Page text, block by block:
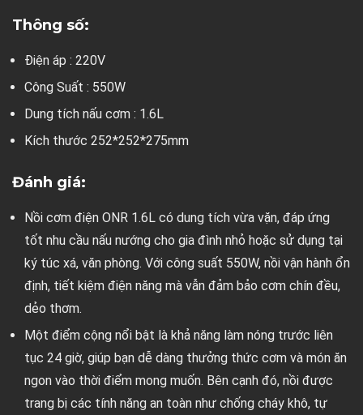
Thông số:
Điện áp : 220V
Công Suất : 550W
Dung tích nấu cơm : 1.6L
Kích thước 252*252*275mm
Đánh giá:
Nồi cơm điện ONR 1.6L có dung tích vừa vặn, đáp ứng
tốt nhu cầu nấu nướng cho gia đình nhỏ hoặc sử dụng tại
ký túc xá, văn phòng. Với công suất 550W, nồi vận hành ổn
định, tiết kiệm điện năng mà vẫn đảm bảo cơm chín đều,
dẻo thơm.
Một điểm cộng nổi bật là khả năng làm nóng trước liên
tục 24 giờ, giúp bạn dễ dàng thưởng thức cơm và món ăn
ngon vào thời điểm mong muốn. Bên cạnh đó, nồi được
trang bị các tính năng an toàn như chống cháy khô, tự